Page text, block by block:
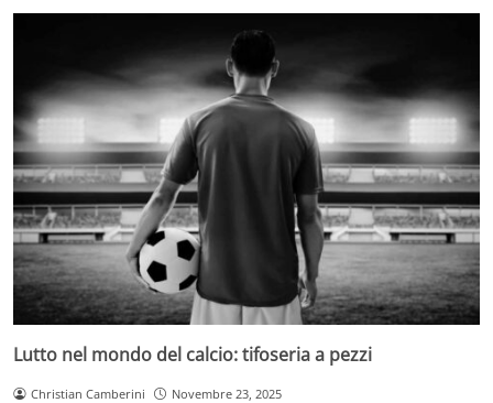
Lutto nel mondo del calcio: tifoseria a pezzi
Christian Camberini Novembre 23, 2025